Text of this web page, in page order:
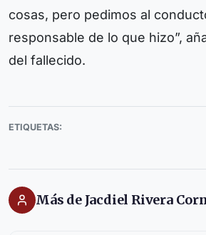
cosas, pero pedimos al
responsable de lo que hizo”,
del fallecido.
ETIQUETAS:
Más de Jacdiel Rivera